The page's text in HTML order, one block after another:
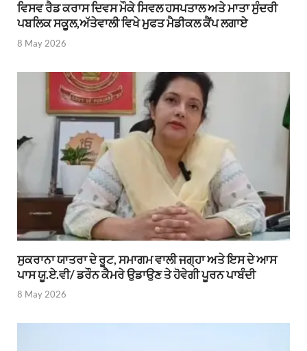
ਵਿਸਵ ਰੈਡ ਕਰਾਸ ਦਿਵਸ ਮੌਕੇ ਸਿਵਲ ਹਸਪਤਾਲ ਅਤੇ ਮਾਤਾ ਸੁੰਦਰੀ
ਪਬਲਿਕ ਸਕੂਲ,ਅੱਤੇਵਾਲੀ ਵਿਖੇ ਮੁਫਤ ਮੈਡੀਕਲ ਕੈਂਪ ਲਗਾਏ
8 May 2026
ਸੁਕਰਾਨਾ ਯਾਤਰਾ ਦੇ ਰੂਟ, ਸਮਾਗਮ ਵਾਲੀ ਜਗ੍ਹਾ ਅਤੇ ਇਸ ਦੇ ਆਸ
ਪਾਸ ਯੂ.ਏ.ਵੀ/ ਡਰੌਨ ਕੈਮਰੇ ਉਡਾਉਣ ਤੇ ਹੋਵੇਗੀ ਪੂਰਨ ਪਾਬੰਦੀ
8 May 2026